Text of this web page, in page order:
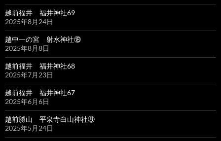
越前福井 福井神社69
2025年8月24日
越中一の宮 射水神社⑱
2025年8月8日
越前福井 福井神社68
2025年7月23日
越前福井 福井神社67
2025年6月6日
越前勝山 平泉寺白山神社⑧
2025年5月24日